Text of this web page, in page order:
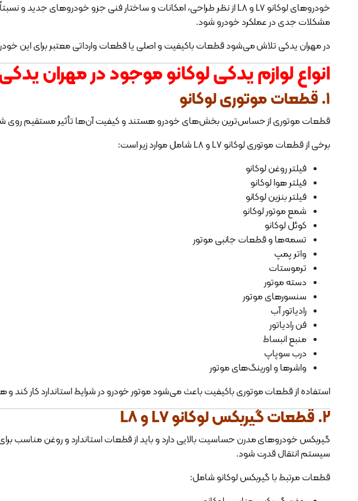
خودروهای لوکانو L7 و L8 از نظر طراحی، امکانات و ساختار فنی جزو خودروهای جدید و نسبتاً لوکس بازار ایران محسوب می‌شوند. به همین دلیل استفاده از
مشکلات جدی در عملکرد خودرو شود.
در مهران یدکی تلاش می‌شود قطعات باکیفیت و اصلی یا قطعات وارداتی معتبر برای این
انواع لوازم یدکی لوکانو موجود در مهران
1. قطعات موتوری لوکانو
قطعات موتوری از حساس‌ترین بخش‌های خودرو هستند و کیفیت آن‌ها تأثیر مستقیم روی
برخی از قطعات موتوری لوکانو L7 و L8 شامل موارد زیر است:
فیلتر روغن لوکانو
فیلتر هوا لوکانو
فیلتر بنزین لوکانو
شمع موتور لوکانو
کوئل لوکانو
تسمه‌ها و قطعات جانبی موتور
واتر پمپ
ترموستات
دسته موتور
سنسورهای موتور
رادیاتور آب
فن رادیاتور
منبع انبساط
درب سوپاپ
واشرها و اورینگ‌های موتور
استفاده از قطعات موتوری باکیفیت باعث می‌شود موتور خودرو در شرایط استاندارد کار کند
2. قطعات گیربکس لوکانو L7 و L8
گیربکس خودروهای مدرن حساسیت بالایی دارد و باید از قطعات استاندارد و روغن مناسب
سیستم انتقال قدرت شود.
قطعات مرتبط با گیربکس لوکانو شامل: